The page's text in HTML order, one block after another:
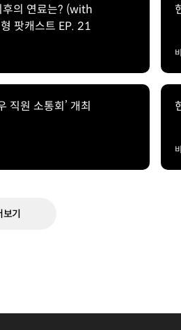
후의 연료는? (with
팟캐스트 EP. 21
직원 소통회’ 개최
보기